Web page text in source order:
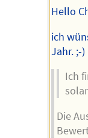
Hello
ich
Jahr. ;-)
Ich
Die